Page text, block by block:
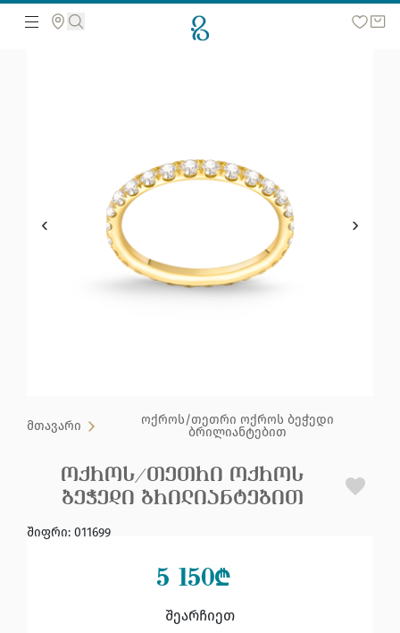
მთავარი
ოქროს/თეთრი ოქროს ბეჭედი
ბრილიანტებით
ᲝᲥᲠᲝᲡ/ᲗᲔᲗᲠᲘ ᲝᲥᲠᲝᲡ
ᲑᲔᲭᲔᲓᲘ ᲑᲠᲘᲚᲘᲐᲜᲢᲔᲑᲘᲗ
შიფრი: 011699
5 150₾
შეარჩიეთ